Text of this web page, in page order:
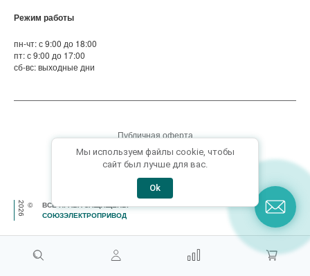
Режим работы
пн-чт: с 9:00 до 18:00
пт: с 9:00 до 17:00
сб-вс: выходные дни
Публичная оферта
Пользовательское соглашение
Политика конфиденциальности
©
2026
ВСЕ ПРАВА ЗАЩИЩЕНЫ
СОЮЗЭЛЕКТРОПРИВОД
Мы используем файлы cookie, чтобы
сайт был лучше для вас.
Ok